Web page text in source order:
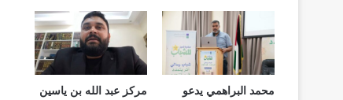
محمد البراهمي يدعو
مركز عبد الله بن ياسين